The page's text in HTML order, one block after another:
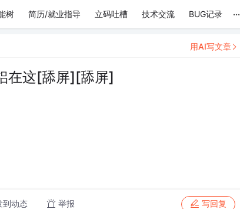
树 简历/就业指导 立码吐槽 技术交流 BUG记录 ...
在这[舔屏][舔屏]
到动态 举报 写回复
用AI写文章